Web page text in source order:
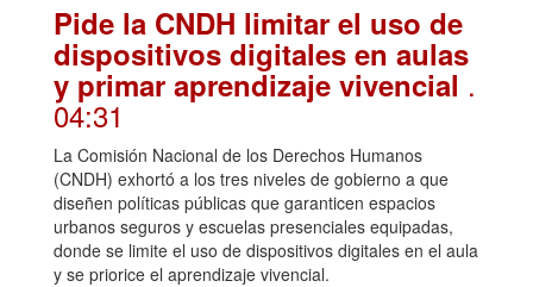
Pide la CNDH limitar el uso de
dispositivos digitales en aulas
y primar aprendizaje vivencial .
04:31
La Comisión Nacional de los Derechos Humanos
(CNDH) exhortó a los tres niveles de gobierno a que
diseñen políticas públicas que garanticen espacios
urbanos seguros y escuelas presenciales equipadas,
donde se limite el uso de dispositivos digitales en el aula
y se priorice el aprendizaje vivencial.